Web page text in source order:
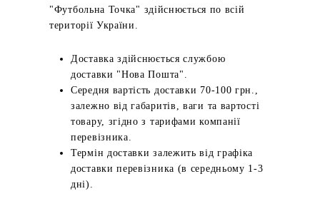
"Футбольна Точка" здійснюється по всій
території України.
Доставка здійснюється службою
доставки "Нова Пошта".
Середня вартість доставки 70-100 грн.,
залежно від габаритів, ваги та вартості
товару, згідно з тарифами компанії
перевізника.
Термін доставки залежить від графіка
доставки перевізника (в середньому 1-3
дні).